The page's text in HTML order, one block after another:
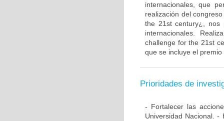
internacionales, que
realización del
the 21st century¿, nos
internacionales.
challenge for the 21st
que se incluye el
Prioridades de
- Fortalecer las
Universidad Nacional. -